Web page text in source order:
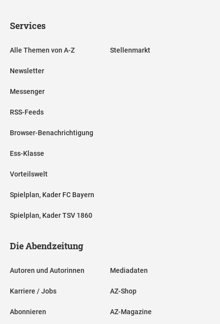
Services
Alle Themen von A-Z
Newsletter
Messenger
RSS-Feeds
Browser-Benachrichtigung
Ess-Klasse
Vorteilswelt
Spielplan, Kader FC Bayern
Spielplan, Kader TSV 1860
Stellenmarkt
Die Abendzeitung
Autoren und Autorinnen
Karriere / Jobs
Abonnieren
Mediadaten
AZ-Shop
AZ-Magazine